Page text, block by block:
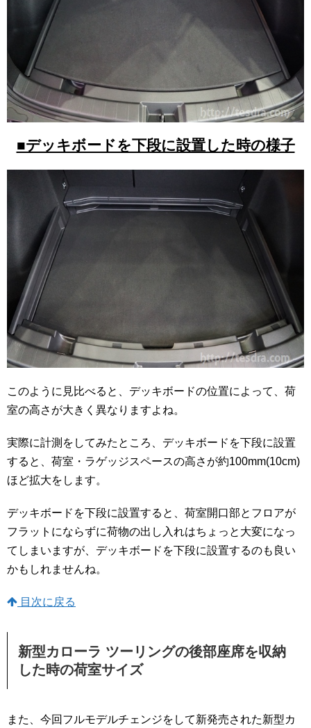
■デッキボードを下段に設置した時の様子
このように見比べると、デッキボードの位置によって、荷
室の高さが大きく異なりますよね。
実際に計測をしてみたところ、デッキボードを下段に設置
すると、荷室・ラゲッジスペースの高さが約100mm(10cm)
ほど拡大をします。
デッキボードを下段に設置すると、荷室開口部とフロアが
フラットにならずに荷物の出し入れはちょっと大変になっ
てしまいますが、デッキボードを下段に設置するのも良い
かもしれませんね。
目次に戻る
新型カローラ ツーリングの後部座席を収納
した時の荷室サイズ
また、今回フルモデルチェンジをして新発売された新型カ